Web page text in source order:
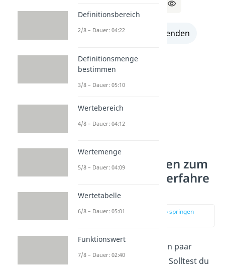
alle Lösungen einblenden
Schwere Aufgaben zum
Gleichsetzungsverfahre
n
zur Stelle im Video springen
Jetzt geht es weiter mit ein paar
schwierigeren Aufgaben. Solltest du
Definitionsbereich
2/8 – Dauer: 04:22
Definitionsmenge
bestimmen
3/8 – Dauer: 05:10
Wertebereich
4/8 – Dauer: 04:12
Wertemenge
5/8 – Dauer: 04:09
Wertetabelle
6/8 – Dauer: 05:01
Funktionswert
7/8 – Dauer: 02:40